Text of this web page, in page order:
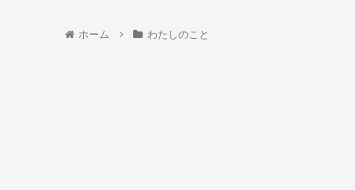
ホーム わたしのこと